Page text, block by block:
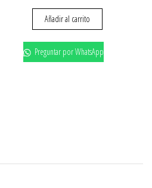
Añadir al carrito
Preguntar por WhatsApp